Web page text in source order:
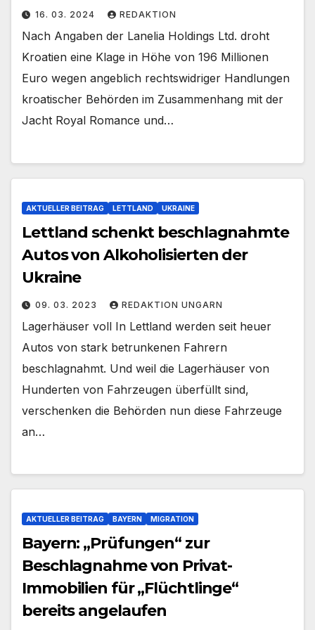
16. 03. 2024 REDAKTION
Nach Angaben der Lanelia Holdings Ltd. droht
Kroatien eine Klage in Höhe von 196 Millionen
Euro wegen angeblich rechtswidriger Handlungen
kroatischer Behörden im Zusammenhang mit der
Jacht Royal Romance und…
AKTUELLER BEITRAG LETTLAND UKRAINE
Lettland schenkt beschlagnahmte
Autos von Alkoholisierten der
Ukraine
09. 03. 2023 REDAKTION UNGARN
Lagerhäuser voll In Lettland werden seit heuer
Autos von stark betrunkenen Fahrern
beschlagnahmt. Und weil die Lagerhäuser von
Hunderten von Fahrzeugen überfüllt sind,
verschenken die Behörden nun diese Fahrzeuge
an…
AKTUELLER BEITRAG BAYERN MIGRATION
Bayern: „Prüfungen“ zur
Beschlagnahme von Privat-
Immobilien für „Flüchtlinge“
bereits angelaufen